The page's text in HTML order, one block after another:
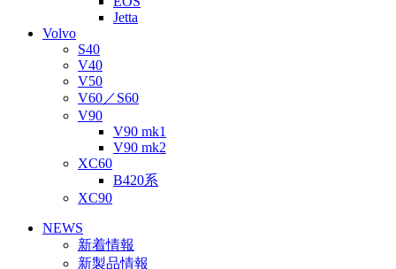
Jetta
Volvo
S40
V40
V50
V60／S60
V90
V90 mk1
V90 mk2
XC60
B420系
XC90
NEWS
新着情報
新製品情報